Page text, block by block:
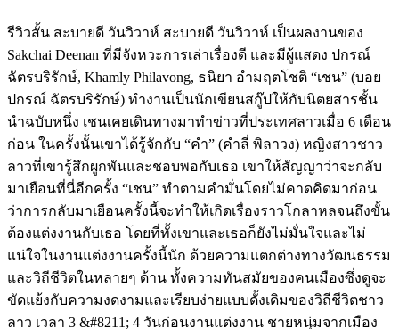
รีวิวสั้น สะบายดี วันวิวาห์ สะบายดี วันวิวาห์ เป็นผลงานของ
Sakchai Deenan ที่มีจังหวะการเล่าเรื่องดี และมีผู้แสดง ปกรณ์
ฉัตรบริรักษ์, Khamly Philavong, ธนิยา อำมฤตโชติ “เชน” (บอย
ปกรณ์ ฉัตรบริรักษ์) ทำงานเป็นนักเขียนสกู๊ปให้กับนิตยสารชั้น
นำฉบับหนึ่ง เชนเคยเดินทางมาทำข่าวที่ประเทศลาวเมื่อ 6 เดือน
ก่อน ในครั้งนั้นเขาได้รู้จักกับ “คำ” (คำลี่ พิลาวง) หญิงสาวชาว
ลาวที่เขารู้สึกผูกพันและชอบพอกับเธอ เขาให้สัญญาว่าจะกลับ
มาเยือนที่นี่อีกครั้ง “เชน” ทำตามคำมั่นโดยไม่คาดคิดมาก่อน
ว่าการกลับมาเยือนครั้งนี้จะทำให้เกิดเรื่องราวโกลาหลจนถึงขั้น
ต้องแต่งงานกับเธอ โดยที่ทั้งเขาและเธอก็ยังไม่มั่นใจและไม่
แน่ใจในงานแต่งงานครั้งนี้นัก ด้วยความแตกต่างทางวัฒนธรรม
และวิถีชีวิตในหลายๆ ด้าน ทั้งความทันสมัยของคนเมืองซึ่งดูจะ
ขัดแย้งกับความงดงามและเรียบง่ายแบบดั้งเดิมของวิถีชีวิตชาว
ลาว เวลา 3 &#8211; 4 วันก่อนงานแต่งงาน ชายหนุ่มจากเมือง